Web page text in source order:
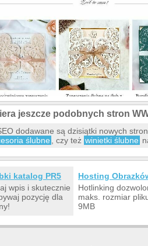
jeszcze podobnych stron
dodawane są dzisiątki nowych
ślubne , czy też winietki ślubne
katalog PR5
wpis i skutecznie
pozycję dla
Hosting
Hotlinking
maks. rozmiar
9MB